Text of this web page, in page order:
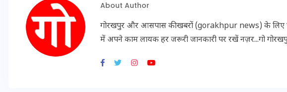
About Author
गोरखपुर और आसपास की खबरों (gorakhpur news) के लिए
में अपने काम लायक हर जरूरी जानकारी पर रखें नज़र...गो